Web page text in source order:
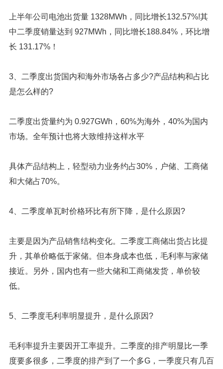
上半年公司电池出货量 1328MWh，同比增长132.57%!其
中二季度销量达到 927MWh，同比增长188.84%，环比增
长 131.17%！
3、
二季度出货国内和海外市场各占多少?产品结构和占比
是怎么样的?
二季度出货量约为 0.927GWh，60%为海外，40%为国内
市场。全年预计也将大致维持这样水平
具体产品结构上，轻型动力业务约占30%，户储、工商储
和大储占70%。
4、二季度单瓦时价格环比有所下降，是什么原因?
主要是因为产品销售结构变化。二季度工商储出货占比提
升，其单价略低于家储。但本身成本也低，毛利率与家储
接近。另外，国内也有一些大储和工商储发货，单价较
低。
5、二季度毛利率明显提升，是什么原因?
毛利率提升主要因开工率提升。二季度的排产明显比一季
度要多很多，二季度的排产到了一个多G，一季度只有几百